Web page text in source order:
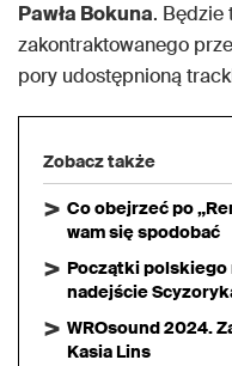
Pawła Bokuna. Będzie
zakontraktowanego
pory udostępnioną
Zobacz także
Co obejrzeć po
wam się spodobać
Początki polskiego
nadejście
WROsound 2024.
Kasia Lins